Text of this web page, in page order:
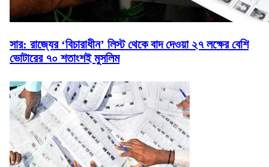
সার: রাজ্যের ‘বিচারাধীন’ লিস্ট থেকে বাদ দেওয়া ২৭ লক্ষের বেশি
ভোটারের ৭০ শতাংশই মুসলিম